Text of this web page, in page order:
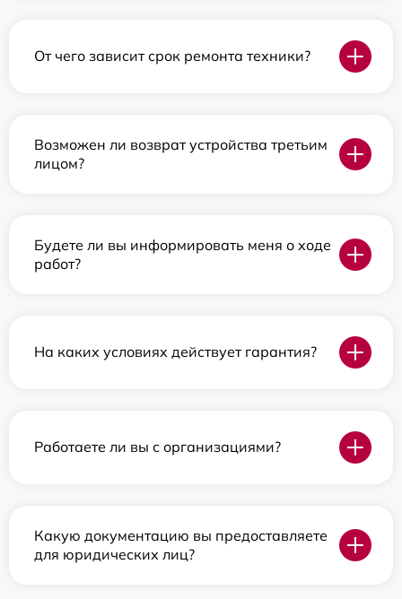
От чего зависит срок ремонта техники?
Возможен ли возврат устройства третьим
лицом?
Будете ли вы информировать меня о ходе
работ?
На каких условиях действует гарантия?
Работаете ли вы с организациями?
Какую документацию вы предоставляете
для юридических лиц?